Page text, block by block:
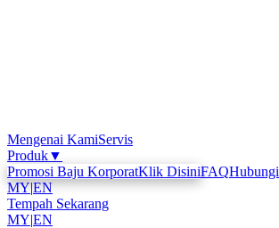
Mengenai KamiServis
Produk▼
Promosi Baju KorporatKlik DisiniFAQHubungi
MY|EN
Tempah Sekarang
MY|EN